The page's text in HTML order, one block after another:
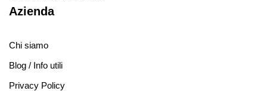
Azienda
Chi siamo
Blog / Info utili
Privacy Policy